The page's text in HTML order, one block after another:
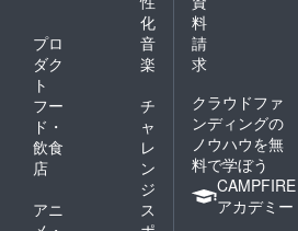
化
プロ
ダク
ト
音
楽
フー
ド・
飲食
店
チ
ャ
レ
ン
ジ
アニ
ス
料
請
求
クラウドファ
ンディングの
ノウハウを無
料で学ぼう
CAMPFIRE
アカデミー